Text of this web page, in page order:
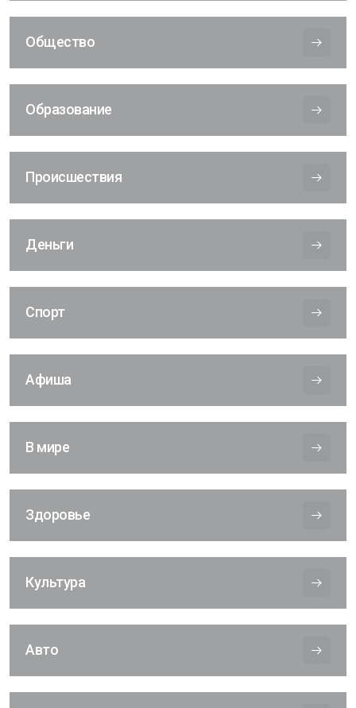
Общество
Образование
Происшествия
Деньги
Спорт
Афиша
В мире
Здоровье
Культура
Авто